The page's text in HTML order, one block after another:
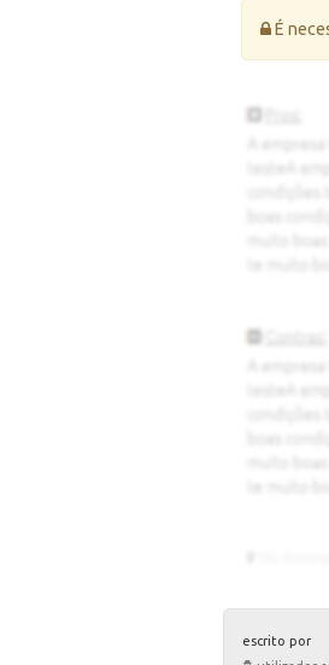
Erro:
É
escrito por